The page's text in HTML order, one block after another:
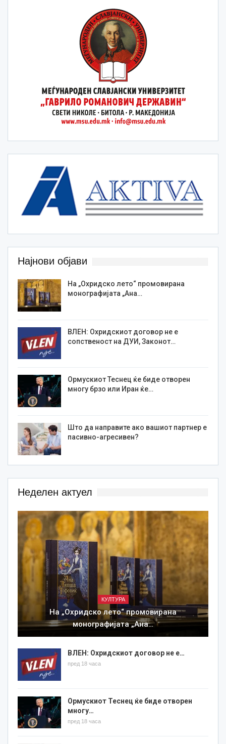
Најнови објави
На „Охридско лето“ промовирана
монографијата „Ана…
ВЛЕН: Охридскиот договор не е
сопственост на ДУИ, Законот…
Ормускиот Теснец ќе биде отворен
многу брзо или Иран ќе…
Што да направите ако вашиот партнер е
пасивно-агресивен?
Неделен актуел
КУЛТУРА
На „Охридско лето“ промовирана
монографијата „Ана…
ВЛЕН: Охридскиот договор не е…
пред 18 часа
Ормускиот Теснец ќе биде отворен
многу…
пред 18 часа